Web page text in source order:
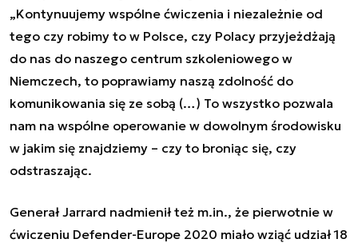
„Kontynuujemy wspólne ćwiczenia i niezależnie od
tego czy robimy to w Polsce, czy Polacy przyjeżdżają
do nas do naszego centrum szkoleniowego w
Niemczech, to poprawiamy naszą zdolność do
komunikowania się ze sobą (…) To wszystko pozwala
nam na wspólne operowanie w dowolnym środowisku
w jakim się znajdziemy – czy to broniąc się, czy
odstraszając.
Generał Jarrard nadmienił też m.in., że pierwotnie w
ćwiczeniu Defender-Europe 2020 miało wziąć udział 18